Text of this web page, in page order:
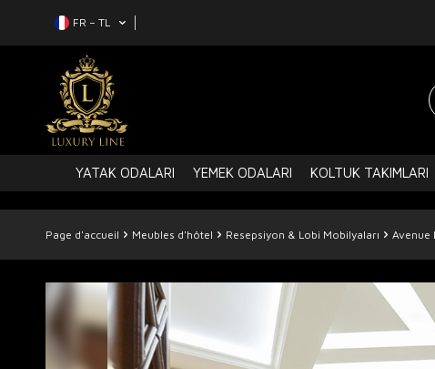
FR − TL
YATAK ODALARI YEMEK ODALARI KOLTUK TAKIMLARI
Page d'accueil Meubles d'hôtel Resepsiyon & Lobi Mobilyaları Avenue